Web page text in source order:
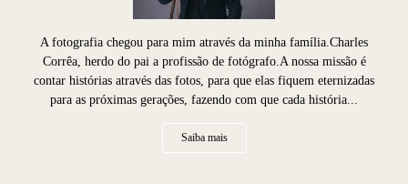
A fotografia chegou para mim através da minha família.Charles
Corrêa, herdo do pai a profissão de fotógrafo.A nossa missão é
contar histórias através das fotos, para que elas fiquem eternizadas
para as próximas gerações, fazendo com que cada história...
Saiba mais